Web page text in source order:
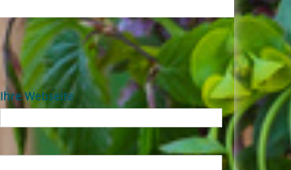
Ihre Webseite